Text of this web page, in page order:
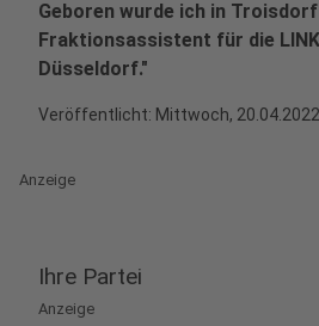
Geboren wurde ich in
Fraktionsassistent für die
Düsseldorf."
Veröffentlicht: Mittwoch, 20.04.2022
Anzeige
Ihre Partei
Anzeige